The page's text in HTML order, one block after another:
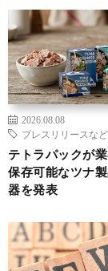
2026.08.08
プレスリリースなど
テトラパックが
保存可能なツナ
器を発表